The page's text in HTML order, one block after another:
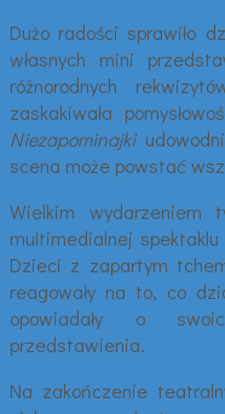
Dużo radości sprawiło
własnych mini
różnorodnych
zaskakiwała
Niezapominajki
scena może powstać
Wielkim wydarzeniem
multimedialnej spektaklu
Dzieci z zapartym
reagowały na to, co
opowiadały o
przedstawienia.
Na zakończenie